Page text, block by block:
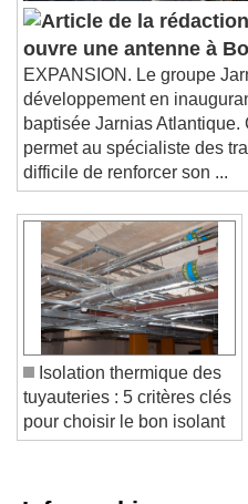
ouvre une antenne à
EXPANSION. Le groupe
développement en
baptisée Jarnias Atlantique.
permet au spécialiste des
difficile de renforcer son ...
Isolation thermique des
tuyauteries : 5 critères clés
pour choisir le bon isolant